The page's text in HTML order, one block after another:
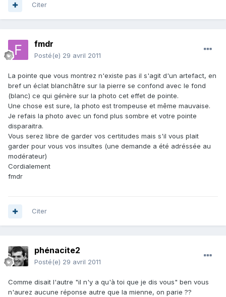
Citer
fmdr
Posté(e) 29 avril 2011
La pointe que vous montrez n'existe pas il s'agit d'un artefact, en
bref un éclat blanchâtre sur la pierre se confond avec le fond
(blanc) ce qui génère sur la photo cet effet de pointe.
Une chose est sure, la photo est trompeuse et même mauvaise.
Je refais la photo avec un fond plus sombre et votre pointe
disparaitra.
Vous serez libre de garder vos certitudes mais s'il vous plait
garder pour vous vos insultes (une demande a été adréssée au
modérateur)
Cordialement
fmdr
Citer
phénacite2
Posté(e) 29 avril 2011
Comme disait l'autre "il n'y a qu'à toi que je dis vous" ben vous
n'aurez aucune réponse autre que la mienne, on parie ??